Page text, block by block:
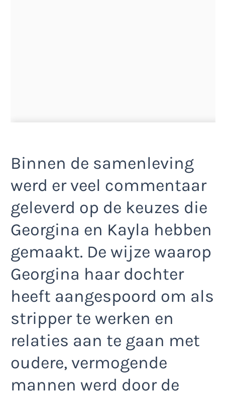
Binnen de samenleving
werd er veel commentaar
geleverd op de keuzes die
Georgina en Kayla hebben
gemaakt. De wijze waarop
Georgina haar dochter
heeft aangespoord om als
stripper te werken en
relaties aan te gaan met
oudere, vermogende
mannen werd door de